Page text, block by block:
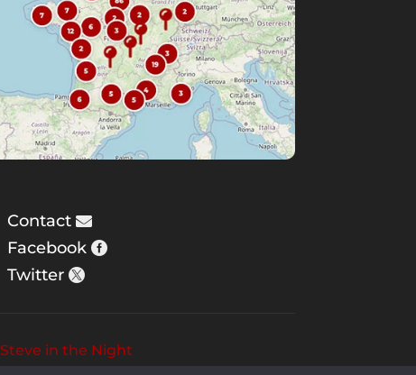
Contact
Facebook
Twitter
Steve in the Night